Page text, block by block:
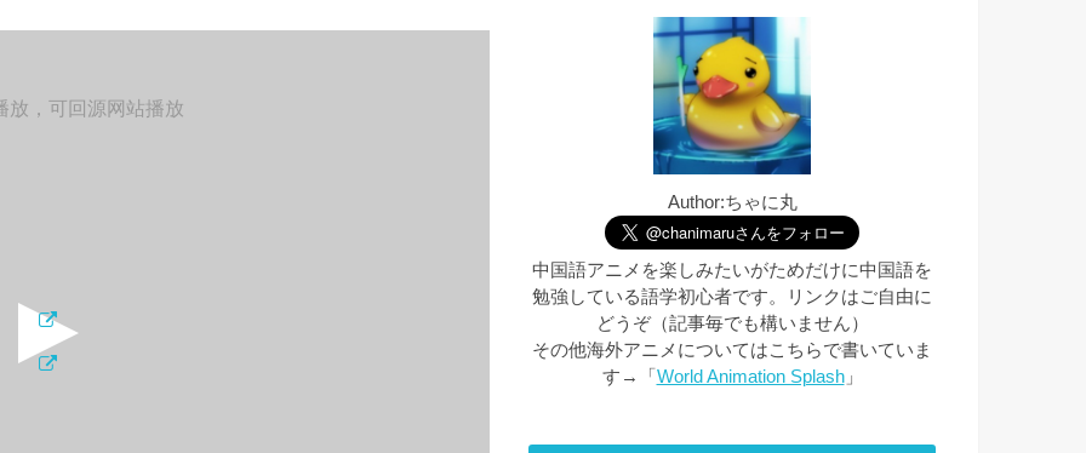
放，可回源网站播放
Author:ちゃに丸
中国語アニメを楽しみたいがためだけに中国語を
勉強している語学初心者です。リンクはご自由に
どうぞ（記事毎でも構いません）
その他海外アニメについてはこちらで書いていま
す→「 World Animation Splash」